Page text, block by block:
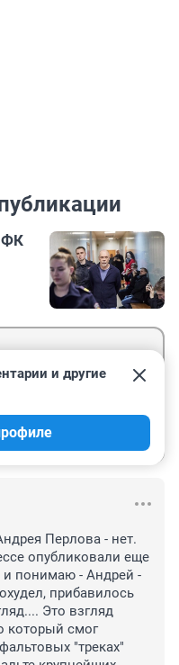
ФК
и другие
Перлова - нет.
опубликовали еще
и понимаю - Андрей -
прибавилось
Это взгляд
который смог
"треках"